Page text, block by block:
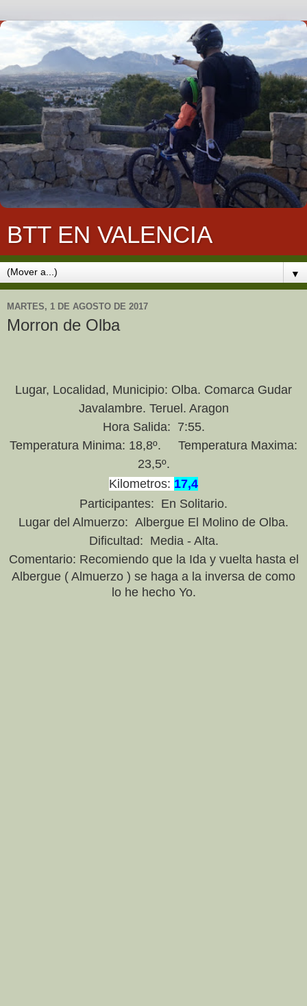
BTT EN VALENCIA
▼
MARTES, 1 DE AGOSTO DE 2017
Morron de Olba
Lugar, Localidad, Municipio: Olba. Comarca Gudar
Javalambre. Teruel. Aragon
Hora Salida: 7:55.
Temperatura Minima: 18,8º. Temperatura Maxima:
23,5º.
Kilometros: 17,4
Participantes: En Solitario.
Lugar del Almuerzo: Albergue El Molino de Olba.
Dificultad: Media - Alta.
Comentario: Recomiendo que la Ida y vuelta hasta el
Albergue ( Almuerzo ) se haga a la inversa de como
lo he hecho Yo.